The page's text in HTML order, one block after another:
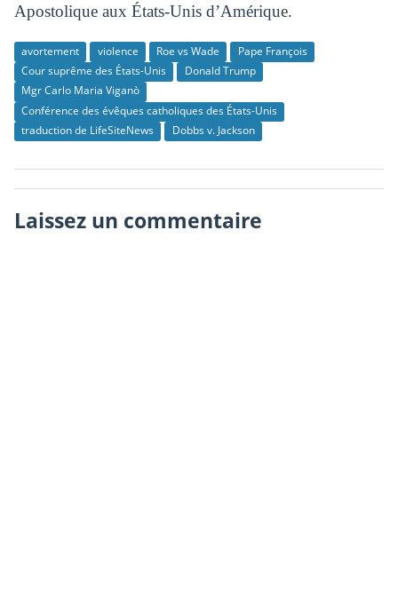
Apostolique aux États-Unis d’Amérique.
avortement violence Roe vs Wade
Pape François
Cour suprême des États-Unis
Donald Trump
Mgr Carlo Maria Viganò
Conférence des évêques catholiques des États-Unis
traduction de LifeSiteNews
Dobbs v. Jackson
Laissez un commentaire